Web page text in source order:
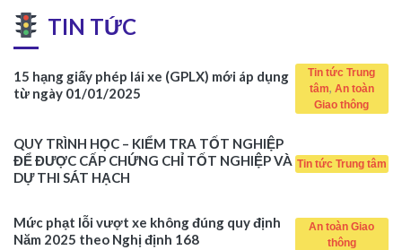
TIN TỨC
15 hạng giấy phép lái xe (GPLX) mới áp dụng
từ ngày 01/01/2025
Tin tức Trung
tâm, An toàn
Giao thông
QUY TRÌNH HỌC – KIỂM TRA TỐT NGHIỆP
ĐỂ ĐƯỢC CẤP CHỨNG CHỈ TỐT NGHIỆP VÀ
DỰ THI SÁT HẠCH
Tin tức Trung tâm
Mức phạt lỗi vượt xe không đúng quy định
Năm 2025 theo Nghị định 168
An toàn Giao
thông